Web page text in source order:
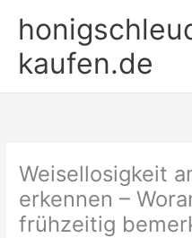
Inhalt
kaufen.de
Weisellosigkeit
erkennen –
frühzeitig